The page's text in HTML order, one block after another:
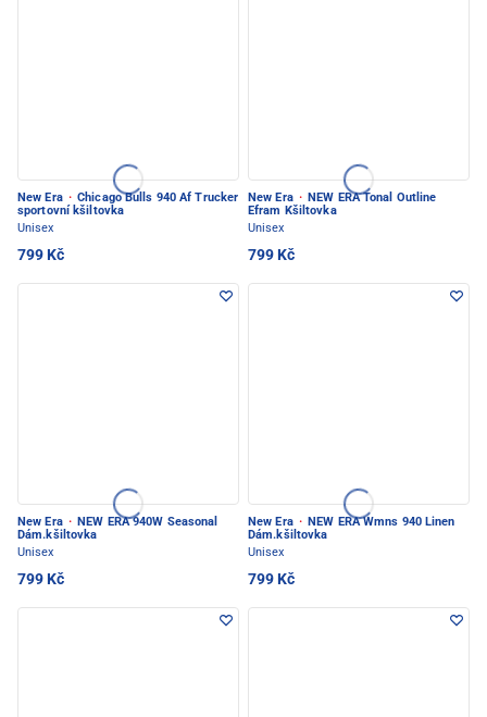
New Era · Chicago Bulls 940 Af Trucker
sportovní kšiltovka
Unisex
799 Kč
New Era · NEW ERA Tonal Outline
Efram Kšiltovka
Unisex
799 Kč
New Era · NEW ERA 940W Seasonal
Dám.kšiltovka
Unisex
799 Kč
New Era · NEW ERA Wmns 940 Linen
Dám.kšiltovka
Unisex
799 Kč